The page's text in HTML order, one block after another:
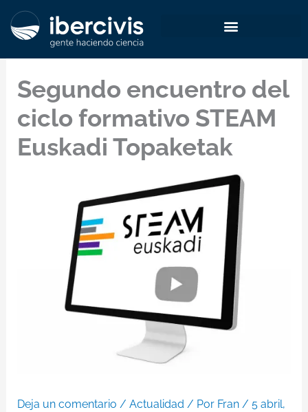
Segundo encuentro del
ciclo formativo STEAM
Euskadi Topaketak
Deja un comentario / Actualidad / Por Fran / 5 abril,